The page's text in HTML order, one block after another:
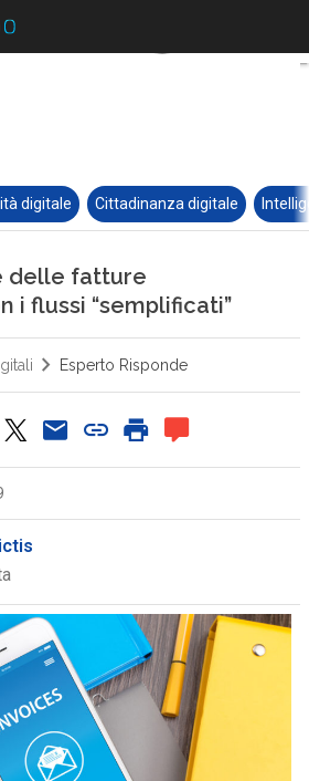
digitale Cittadinanza digitale
delle fatture
i flussi “semplificati”
Esperto Risponde